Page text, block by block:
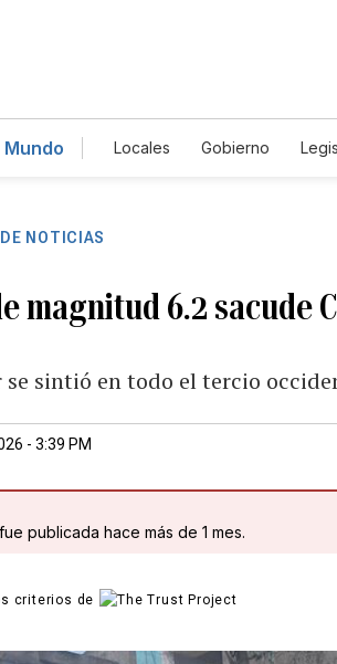
Mundo Locales Gobierno
NOTICIAS
magnitud 6.2 sacude
sintió en todo el tercio
- 3:39 PM
publicada hace más de 1 mes.
criterios de